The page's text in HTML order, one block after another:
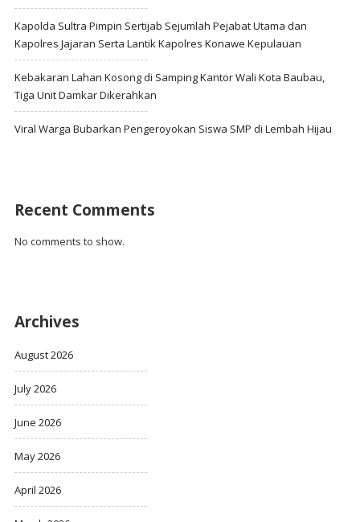
Kapolda Sultra Pimpin Sertijab Sejumlah Pejabat Utama dan
Kapolres Jajaran Serta Lantik Kapolres Konawe Kepulauan
Kebakaran Lahan Kosong di Samping Kantor Wali Kota Baubau,
Tiga Unit Damkar Dikerahkan
Viral Warga Bubarkan Pengeroyokan Siswa SMP di Lembah Hijau
Recent Comments
No comments to show.
Archives
August 2026
July 2026
June 2026
May 2026
April 2026